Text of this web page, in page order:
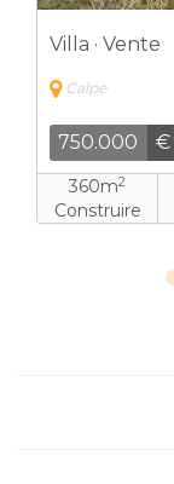
Villa · Vente
Calpe
750.000 €
360m2
Construire